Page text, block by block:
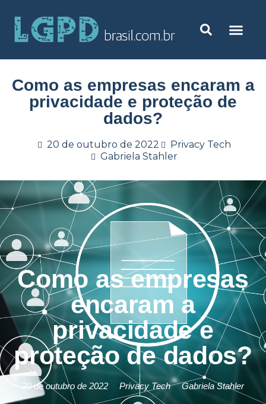
Como as empresas encaram a
privacidade e proteção de
dados?
20 de outubro de 2022
Privacy Tech
Gabriela Stahler
Como as empresas
encaram a
privacidade e
proteção de dados?
20 de outubro de 2022 Privacy Tech Gabriela Stahler